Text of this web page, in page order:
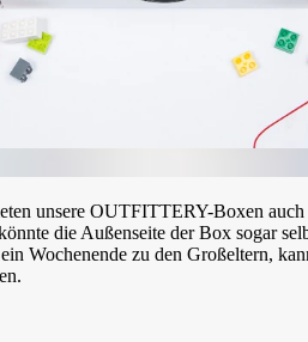
unsere OUTFITTERY-Boxen
die Außenseite der Box sogar
Wochenende zu den Großeltern,